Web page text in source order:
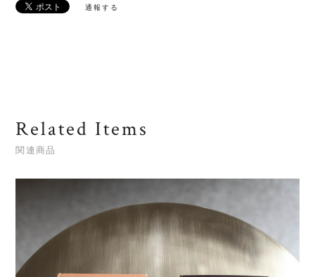
通報する
Related Items
関連商品